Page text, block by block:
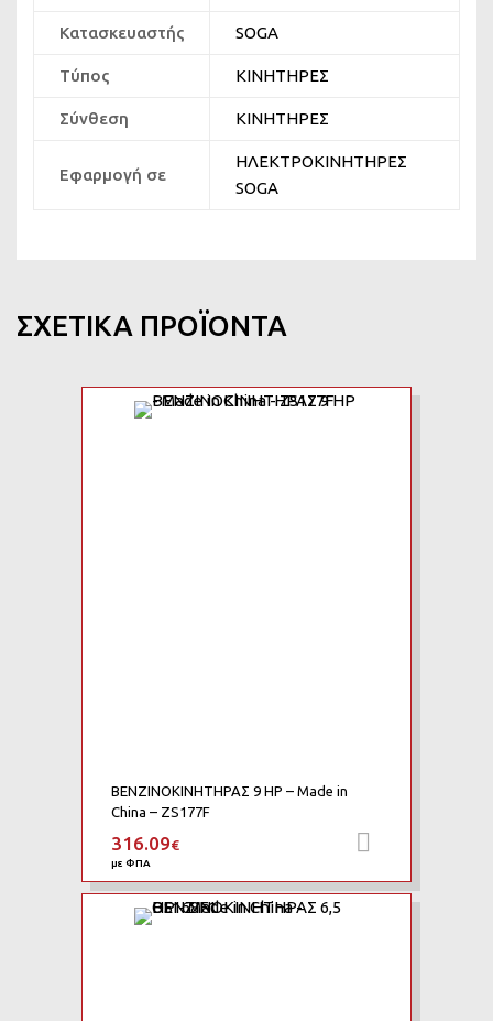
Κατασκευαστής SOGA
Τύπος ΚΙΝΗΤΗΡΕΣ
Σύνθεση ΚΙΝΗΤΗΡΕΣ
Εφαρμογή σε
ΗΛΕΚΤΡΟΚΙΝΗΤΗΡΕΣ
SOGA
ΣΧΕΤΙΚΆ ΠΡΟΪΌΝΤΑ
ΒΕΝΖΙΝΟΚΙΝΗΤΗΡΑΣ 9 HP – Made in
China – ZS177F
316.09€
με ΦΠΑ